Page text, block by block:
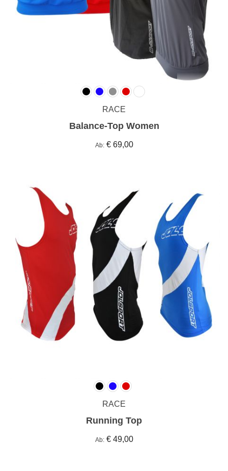
RACE
Balance-Top Women
Ab € 69,00
RACE
Running Top
Ab € 49,00